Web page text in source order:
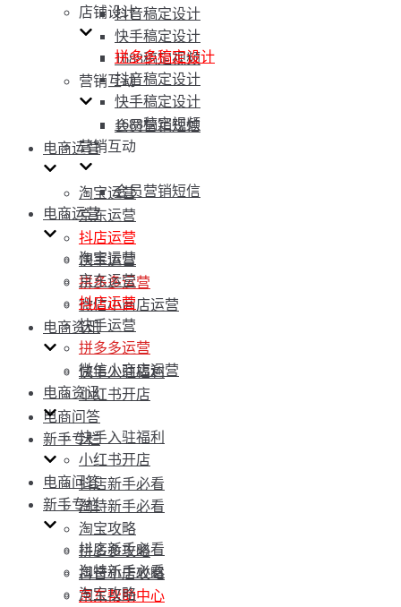
抖音稿定设计
快手稿定设计
1688稿定视频
营销互动
会员营销短信
电商运营
淘宝运营
京东运营
抖店运营
快手运营
拼多多运营
微信小商店运营
电商资讯
快手入驻福利
小红书开店
电商问答
新手专栏
抖店新手必看
淘特新手必看
淘宝攻略
拼多多攻略
抖音小店攻略
京东帮助中心
店铺设计
拼多多稿定设计
抖音稿定设计
快手稿定设计
1688稿定视频
营销互动
会员营销短信
电商运营
淘宝运营
京东运营
抖店运营
快手运营
拼多多运营
微信小商店运营
电商资讯
快手入驻福利
小红书开店
电商问答
新手专栏
抖店新手必看
淘特新手必看
淘宝攻略